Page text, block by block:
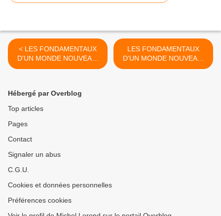
< LES FONDAMENTAUX
D'UN MONDE NOUVEAU.
24
LES FONDAMENTAUX
D'UN MONDE NOUVEAU.
26 >
Hébergé par Overblog
Top articles
Pages
Contact
Signaler un abus
C.G.U.
Cookies et données personnelles
Préférences cookies